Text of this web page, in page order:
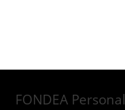
FONDEA Personal